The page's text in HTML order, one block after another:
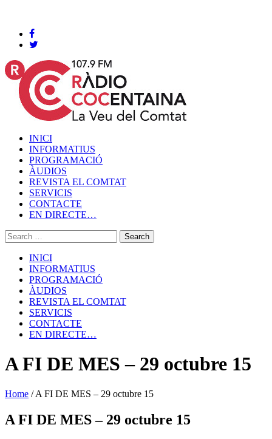
INICI
INFORMATIUS
PROGRAMACIÓ
ÀUDIOS
REVISTA EL COMTAT
SERVICIS
CONTACTE
EN DIRECTE…
INICI
INFORMATIUS
PROGRAMACIÓ
ÀUDIOS
REVISTA EL COMTAT
SERVICIS
CONTACTE
EN DIRECTE…
A FI DE MES – 29 octubre 15
Home /A FI DE MES – 29 octubre 15
A FI DE MES – 29 octubre 15